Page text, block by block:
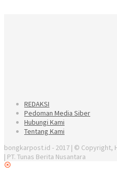
REDAKSI
Pedoman Media Siber
Hubungi Kami
Tentang Kami
bongkarpost.id - 2017 | © Copyright,
| PT. Tunas Berita Nusantara